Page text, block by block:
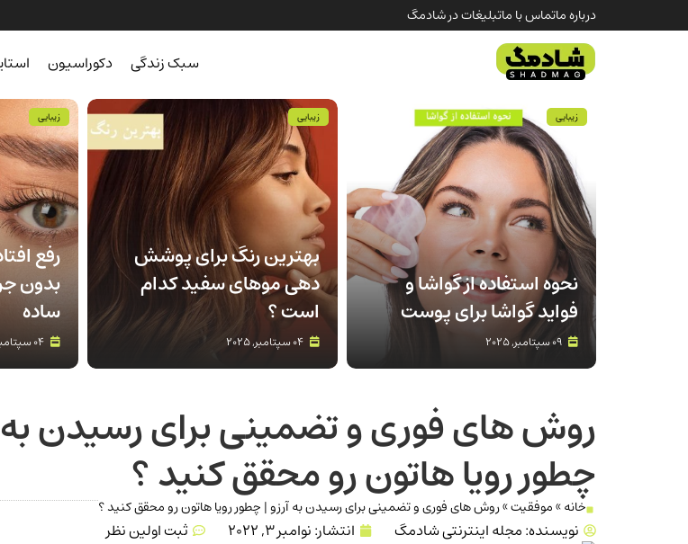
درباره ماتماس با ماتبلیغات در شادمگ
سبک زندگی
دکوراسیون
نحوه استفاده از گواشا و
فواید گواشا برای پوست
زیبایی
بهترین رنگ برای پوشش
دهی موهای سفید کدام
است ؟
04 سپتامبر, 2025
زیبایی
رفع
ساده
زیبایی
روش های فوری و تضمینی برای رسیدن به
چطور رویا هاتون رو محقق کنید ؟
خانه»موفقیت»روش های فوری و تضمینی برای رسیدن به آرزو | چطور رویا هاتون رو محقق کنید ؟
نویسنده:مجله اینترنتی شادمگ انتشار:نوامبر 3, 2022 ثبت اولین نظر